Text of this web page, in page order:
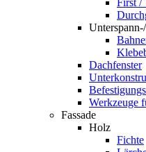
First /
Dachfenster
Werkzeuge
Fassade
Holz
Fichte